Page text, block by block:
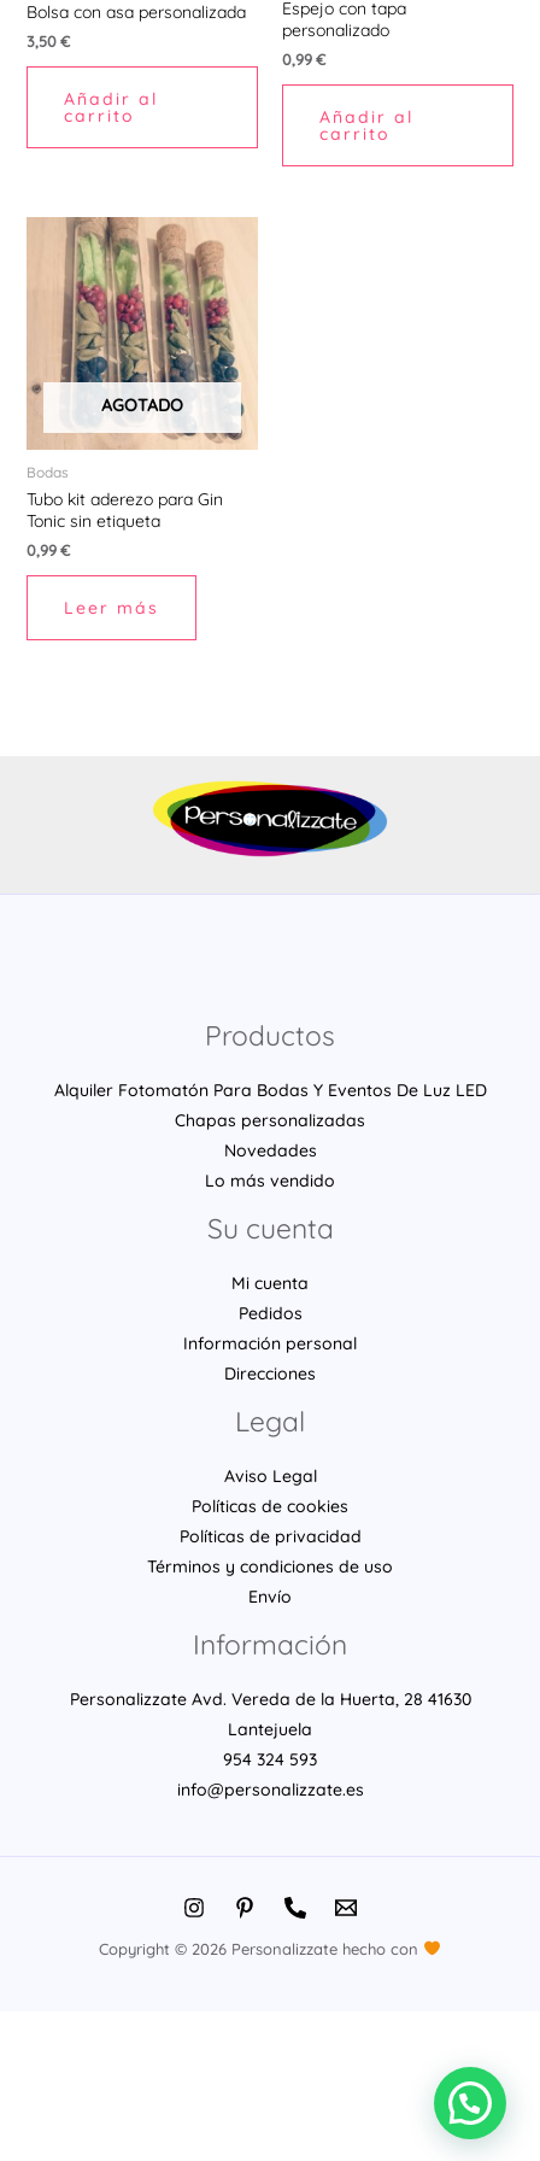
Bolsa con asa personalizada
3,50€
Añadir al
carrito
Espejo con tapa
personalizado
0,99€
Añadir al
carrito
AGOTADO
Bodas
Tubo kit aderezo para Gin
Tonic sin etiqueta
0,99€
Leer más
Productos
Alquiler Fotomatón Para Bodas Y Eventos De Luz LED
Chapas personalizadas
Novedades
Lo más vendido
Su cuenta
Mi cuenta
Pedidos
Información personal
Direcciones
Legal
Aviso Legal
Políticas de cookies
Políticas de privacidad
Términos y condiciones de uso
Envío
Información
Personalizzate Avd. Vereda de la Huerta, 28 41630
Lantejuela
954 324 593
info@personalizzate.es
Copyright © 2026 Personalizzate hecho con